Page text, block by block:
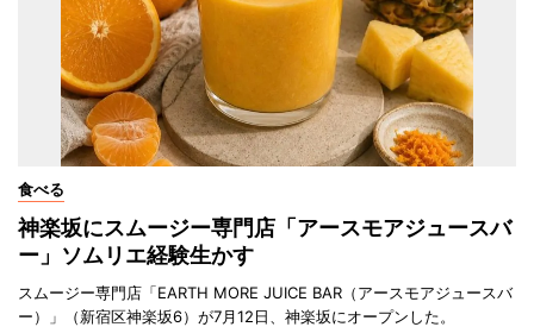
食べる
神楽坂にスムージー専門店「アースモアジュースバ
ー」ソムリエ経験生かす
スムージー専門店「EARTH MORE JUICE BAR（アースモアジュースバ
ー）」（新宿区神楽坂6）が7月12日、神楽坂にオープンした。